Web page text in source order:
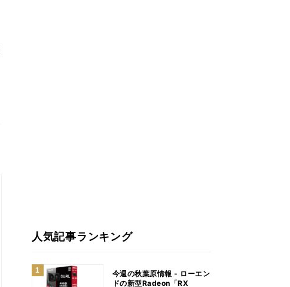
人気記事ランキング
今週の秋葉原情報 - ローエン
ドの新型Radeon「RX